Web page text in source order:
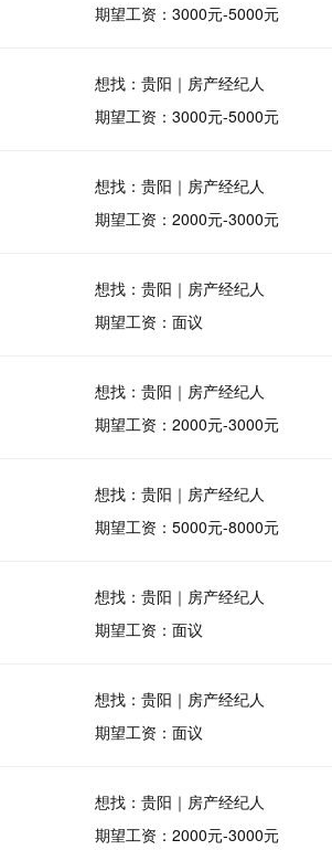
期望工资：3000元-5000元
想找：贵阳｜房产经纪人
期望工资：3000元-5000元
想找：贵阳｜房产经纪人
期望工资：2000元-3000元
想找：贵阳｜房产经纪人
期望工资：面议
想找：贵阳｜房产经纪人
期望工资：2000元-3000元
想找：贵阳｜房产经纪人
期望工资：5000元-8000元
想找：贵阳｜房产经纪人
期望工资：面议
想找：贵阳｜房产经纪人
期望工资：面议
想找：贵阳｜房产经纪人
期望工资：2000元-3000元